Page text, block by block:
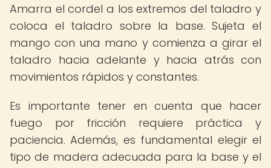
Amarra el cordel a los extremos del taladro y
coloca el taladro sobre la base. Sujeta el
mango con una mano y comienza a girar el
taladro hacia adelante y hacia atrás con
movimientos rápidos y constantes.
Es importante tener en cuenta que hacer
fuego por fricción requiere práctica y
paciencia. Además, es fundamental elegir el
tipo de madera adecuada para la base y el